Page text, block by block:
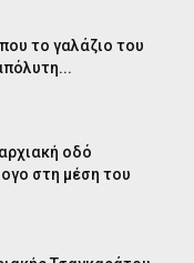
το γαλάζιο του
οδό
στη μέση του